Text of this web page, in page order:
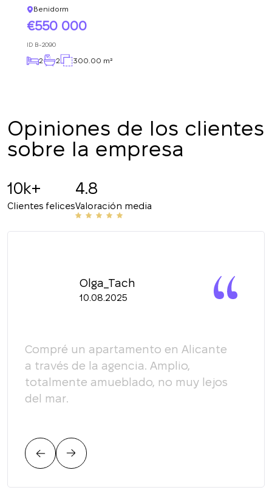
Benidorm
550 000
ID B-2090
2 2 300.00 m²
Opiniones de los clientes
sobre la empresa
10k+
Clientes felices
4.8
Valoración media
Olga_Tach
10.08.2025
Compré un apartamento en Alicante
a través de la agencia. Amplio,
totalmente amueblado, no muy lejos
del mar.